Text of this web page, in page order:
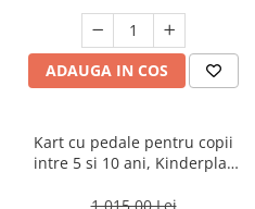
ADAUGA IN COS
Kart cu pedale pentru copii
intre 5 si 10 ani, Kinderplay
negru